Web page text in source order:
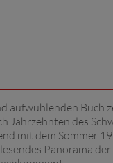
aufwühlenden Buch
Jahrzehnten des
mit dem Sommer
Panorama